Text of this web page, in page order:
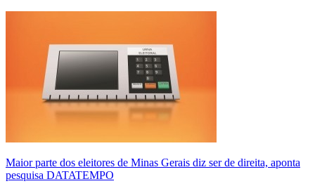
Maior parte dos eleitores de Minas Gerais diz ser de direita, aponta
pesquisa DATATEMPO